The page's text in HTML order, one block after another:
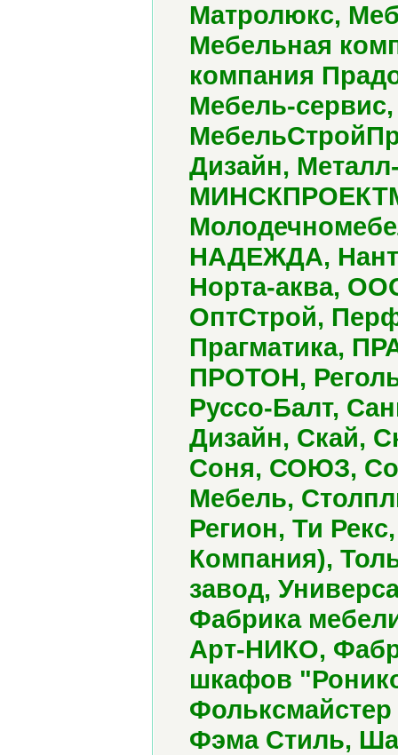
Матролюкс,
Мебельная
компания
Мебель-
Дизайн,
НАДЕЖДА,
Норта-аква,
ОптСтрой,
Прагматика,
ПРОТОН,
Руссо-Балт,
Дизайн, Скай,
Соня, СОЮЗ,
Мебель,
Регион, Ти
Компания),
завод,
Фабрика
Арт-НИКО,
шкафов
Фэма Стиль,